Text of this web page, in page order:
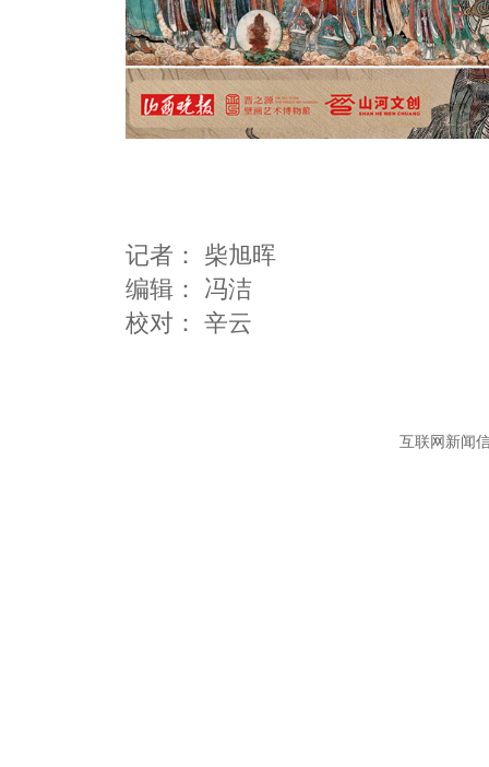
记者： 柴旭晖
编辑： 冯洁
互联网新闻